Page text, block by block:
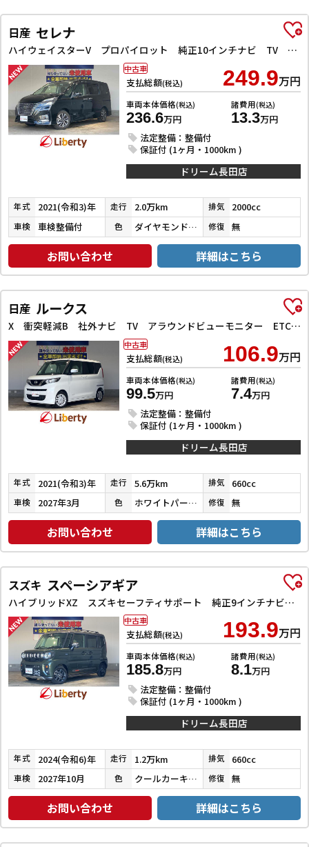
日産 セレナ
ハイウェイスターV プロパイロット 純正10インチナビ TV Bluetooth対応 アラウンドビューモニター 両側自動ドア 電子パーキング クルーズコントロール LEDヘッドライト 革巻きステアリング スマートキー
支払総額(税込) 249.9万円
車両本体価格(税込)
236.6万円
諸費用(税込)
13.3万円
法定整備：整備付
保証付 (1ヶ月・1000km )
中古車
ドリーム長田店
年式 2021(令和3)年 走行 2.0万km 排気 2000cc
車検 車検整備付 色 ダイヤモンドブラックパール 修復 無
お問い合わせ 詳細はこちら
日産 ルークス
X 衝突軽減B 社外ナビ TV アラウンドビューモニター ETC 左パワースライドドア スマートキー プッシュスタート アイドリングストップ ステアリングスイッチ タッチパネルオートエアコン
支払総額(税込) 106.9万円
車両本体価格(税込)
99.5万円
諸費用(税込)
7.4万円
法定整備：整備付
保証付 (1ヶ月・1000km )
中古車
ドリーム長田店
年式 2021(令和3)年 走行 5.6万km 排気 660cc
車検 2027年3月 色 ホワイトパール３コートパール 修復 無
お問い合わせ 詳細はこちら
スズキ スペーシアギア
ハイブリッドXZ スズキセーフティサポート 純正9インチナビ TV Bluetooth対応 全方位カメラ 両側自動ドア ヘッドアップディスプレイ アダプティブクルーズコントロール ステアリングヒーター LEDヘッドライ
支払総額(税込) 193.9万円
車両本体価格(税込)
185.8万円
諸費用(税込)
8.1万円
法定整備：整備付
保証付 (1ヶ月・1000km )
中古車
ドリーム長田店
年式 2024(令和6)年 走行 1.2万km 排気 660cc
車検 2027年10月 色 クールカーキパールメタリック／ガンメタリック 修復 無
お問い合わせ 詳細はこちら